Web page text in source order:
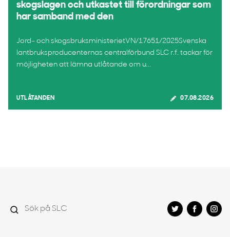
skogslagen och utkastet till förordningar som
har samband med den
Jord- och skogsbruksministerietVN/17651/2025Svenska
lantbruksproducenternas centralförbund SLC r.f. tackar för
möjligheten att lämna utlåtande om u...
UTLÅTANDEN 07.08.2026